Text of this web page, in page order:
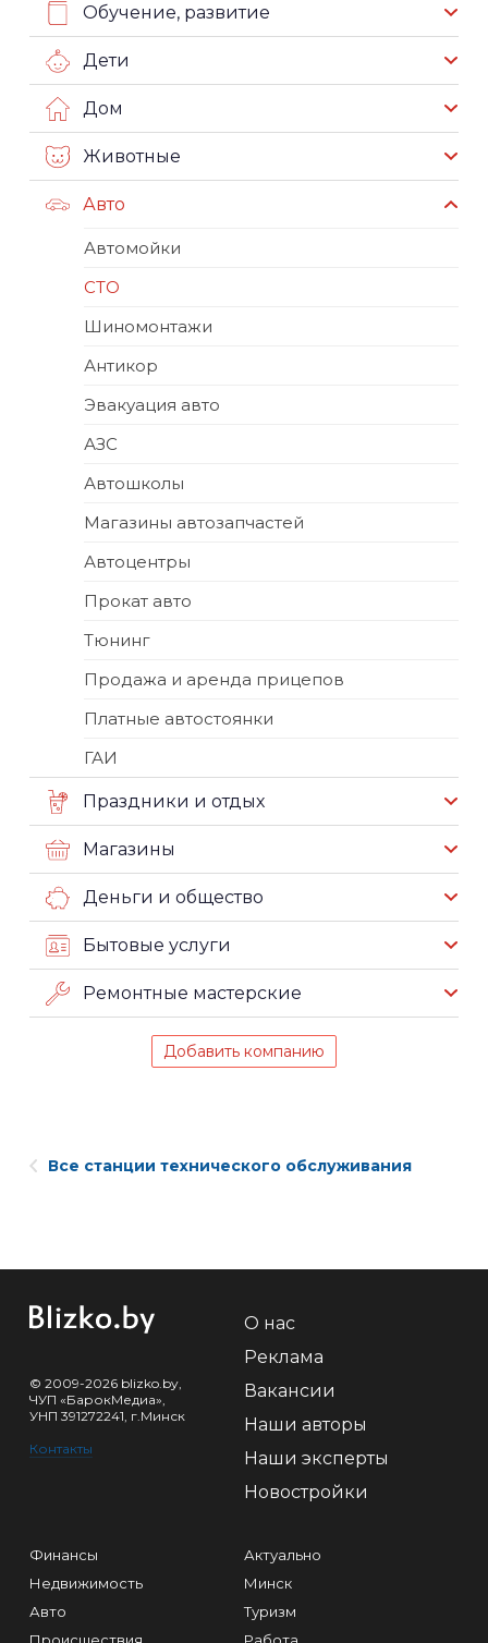
Обучение, развитие
Дети
Дом
Животные
Авто
Автомойки
СТО
Шиномонтажи
Антикор
Эвакуация авто
АЗС
Автошколы
Магазины автозапчастей
Автоцентры
Прокат авто
Тюнинг
Продажа и аренда прицепов
Платные автостоянки
ГАИ
Праздники и отдых
Магазины
Деньги и общество
Бытовые услуги
Ремонтные мастерские
Добавить компанию
Все станции технического обслуживания
© 2009-2026 blizko.by,
ЧУП «БарокМедиа»,
УНП 391272241, г.Минск
Контакты
О нас
Реклама
Вакансии
Наши авторы
Наши эксперты
Новостройки
Финансы
Недвижимость
Авто
Актуально
Минск
Туризм